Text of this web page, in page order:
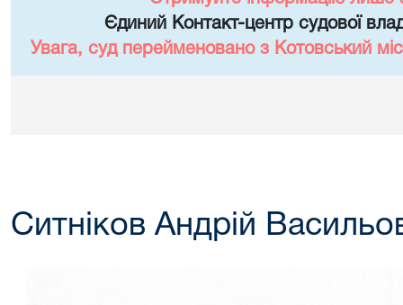
Єдиний Контакт-центр судової
Увага, суд перейменовано з Котовський
Ситніков Андрій